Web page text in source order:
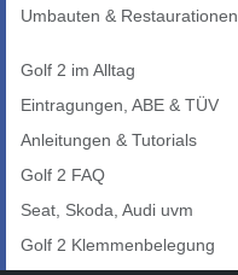
Umbauten & Restaurationen
Golf 2 im Alltag
Eintragungen, ABE & TÜV
Anleitungen & Tutorials
Golf 2 FAQ
Seat, Skoda, Audi uvm
Golf 2 Klemmenbelegung